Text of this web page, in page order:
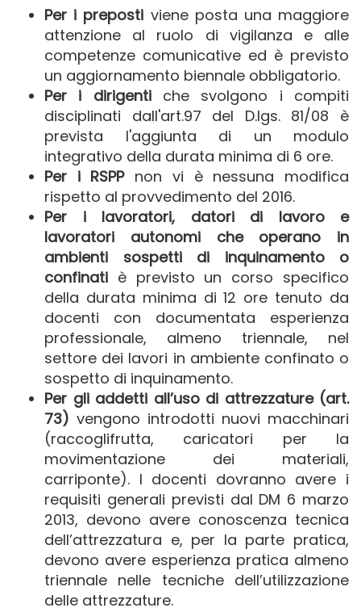
Per i preposti viene posta una maggiore
attenzione al ruolo di vigilanza e alle
competenze comunicative ed è previsto
un aggiornamento biennale obbligatorio.
Per i dirigenti che svolgono i compiti
disciplinati dall'art.97 del D.lgs. 81/08 è
prevista
l'aggiunta di un modulo
integrativo della durata minima di 6 ore.
Per i RSPP non vi è nessuna modifica
rispetto al provvedimento del 2016.
Per i lavoratori, datori di lavoro e
lavoratori autonomi che operano in
ambienti sospetti di inquinamento o
confinati è previsto un corso specifico
della durata minima di 12 ore tenuto da
docenti con documentata esperienza
professionale, almeno triennale, nel
settore dei lavori in ambiente confinato o
sospetto di inquinamento.
Per gli addetti all’uso di attrezzature (art.
73) vengono introdotti nuovi macchinari
(raccoglifrutta, caricatori per la
movimentazione dei materiali,
carriponte). I docenti dovranno avere i
requisiti generali previsti dal DM 6 marzo
2013, devono avere conoscenza tecnica
dell’attrezzatura e, per la parte pratica,
devono avere esperienza pratica almeno
triennale nelle tecniche dell’utilizzazione
delle attrezzature.